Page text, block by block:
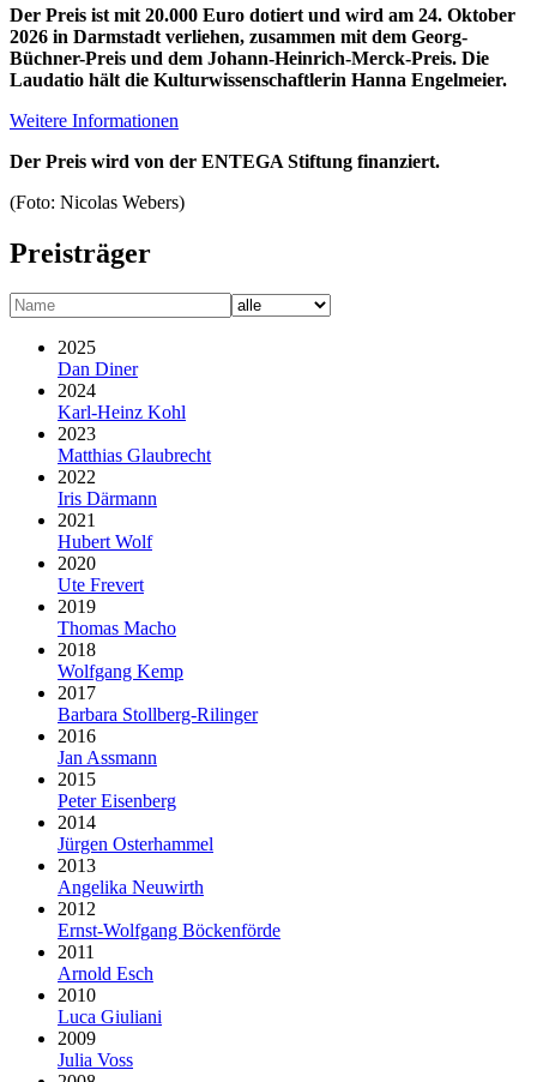
Der Preis ist mit 20.000 Euro dotiert und wird am 24. Oktober
2026 in Darmstadt verliehen, zusammen mit dem Georg-
Büchner-Preis und dem Johann-Heinrich-Merck-Preis. Die
Laudatio hält die Kulturwissen­schaftlerin Hanna Engelmeier.
Weitere Informationen
Der Preis wird von der ENTEGA Stiftung finanziert.
(Foto: Nicolas Webers)
Preisträger
2025
Dan Diner
2024
Karl-Heinz Kohl
2023
Matthias Glaubrecht
2022
Iris Därmann
2021
Hubert Wolf
2020
Ute Frevert
2019
Thomas Macho
2018
Wolfgang Kemp
2017
Barbara Stollberg-Rilinger
2016
Jan Assmann
2015
Peter Eisenberg
2014
Jürgen Osterhammel
2013
Angelika Neuwirth
2012
Ernst-Wolfgang Böckenförde
2011
Arnold Esch
2010
Luca Giuliani
2009
Julia Voss